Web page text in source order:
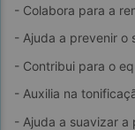
- Colabora para a
- Ajuda a prevenir o
- Contribui para o
- Auxilia na
- Ajuda a suavizar a